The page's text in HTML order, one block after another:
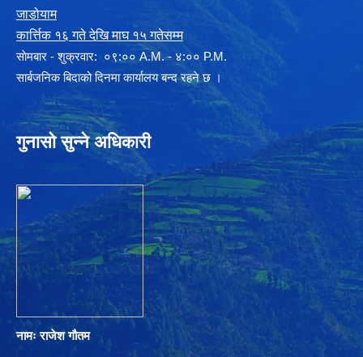
जाडोयाम
कार्त्तिक १६ गते देखि माघ १५ गतेसम्म
साेमबार - शुक्रवार: ०९:०० A.M. - ४:०० P.M.
सार्बजनिक बिदाको दिनमा कार्यालय बन्द रहने छ ।
गुनासो सुन्ने अधिकारी
नामः राजेश गौतम